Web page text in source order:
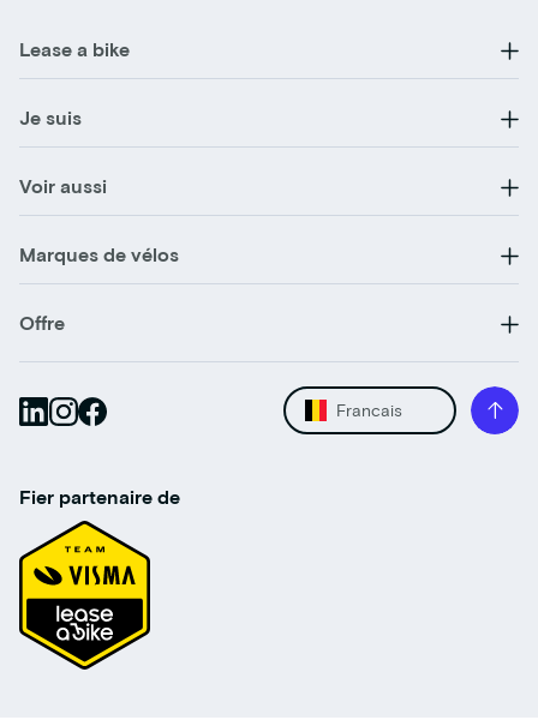
Lease a bike
Je suis
Voir aussi
Marques de vélos
Offre
Francais
Fier partenaire de